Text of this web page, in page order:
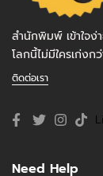
สำนักพิมพ์ เข้าใจง่
โลกนี้ไม่มีใครเก่ง
ติดต่อเรา
Need Help